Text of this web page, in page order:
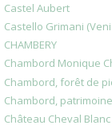
Castel Aubert
Castello Grimani
CHAMBERY
Chambord Monique
Chambord, forêt de
Chambord,
Château Cheval Blanc